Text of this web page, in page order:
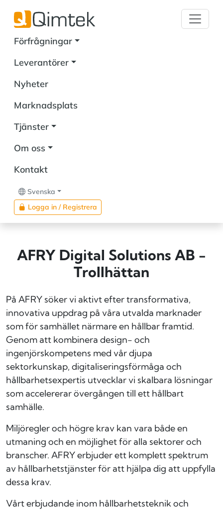
Förfrågningar
Leverantörer
Nyheter
Marknadsplats
Tjänster
Om oss
Kontakt
Svenska
Logga in / Registrera
AFRY Digital Solutions AB -
Trollhättan
På AFRY söker vi aktivt efter transformativa,
innovativa uppdrag på våra utvalda marknader
som för samhället närmare en hållbar framtid.
Genom att kombinera design- och
ingenjörskompetens med vår djupa
sektorkunskap, digitaliseringsförmåga och
hållbarhetsexpertis utvecklar vi skalbara lösningar
som accelererar övergången till ett hållbart
samhälle.
Miljöregler och högre krav kan vara både en
utmaning och en möjlighet för alla sektorer och
branscher. AFRY erbjuder ett komplett spektrum
av hållbarhetstjänster för att hjälpa dig att uppfylla
dessa krav.
Vårt erbjudande inom hållbarhetsteknik och